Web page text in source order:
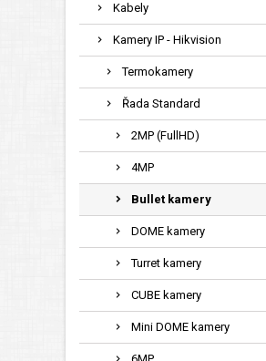
Kabely
Kamery IP - Hikvision
Termokamery
Řada Standard
2MP (FullHD)
4MP
Bullet kamery
DOME kamery
Turret kamery
CUBE kamery
Mini DOME kamery